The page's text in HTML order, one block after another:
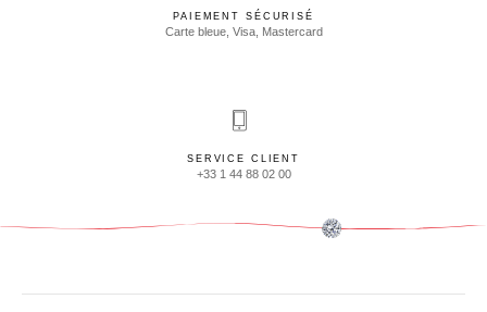
PAIEMENT SÉCURISÉ
Carte bleue, Visa, Mastercard
SERVICE CLIENT
+33 1 44 88 02 00